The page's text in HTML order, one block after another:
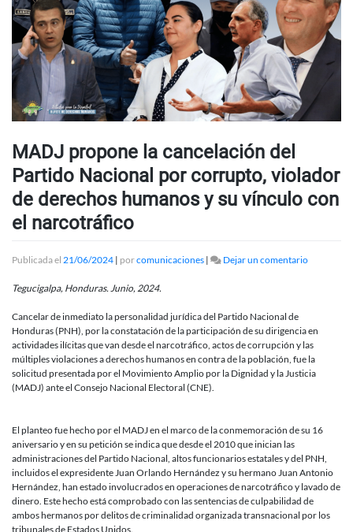
MADJ propone la cancelación del
Partido Nacional por corrupto, violador
de derechos humanos y su vínculo con
el narcotráfico
Publicada el 21/06/2024 | porcomunicaciones | Dejar un comentarioen
del
Partido
Nacional
por
derechos
y
su
vínculo
con
el
Tegucigalpa, Honduras. Junio, 2024.
Cancelar de inmediato la personalidad jurídica del Partido Nacional de
Honduras (PNH), por la constatación de la participación de su dirigencia en
actividades ilícitas que van desde el narcotráfico, actos de corrupción y las
múltiples violaciones a derechos humanos en contra de la población, fue la
solicitud presentada por el Movimiento Amplio por la Dignidad y la Justicia
(MADJ) ante el Consejo Nacional Electoral (CNE).
El planteo fue hecho por el MADJ en el marco de la conmemoración de su 16
aniversario y en su petición se indica que desde el 2010 que inician las
administraciones del Partido Nacional, altos funcionarios estatales y del PNH,
incluidos el expresidente Juan Orlando Hernández y su hermano Juan Antonio
Hernández, han estado involucrados en operaciones de narcotráfico y lavado de
dinero. Este hecho está comprobado con las sentencias de culpabilidad de
ambos hermanos por delitos de criminalidad organizada transnacional por los
tribunales de Estados Unidos.